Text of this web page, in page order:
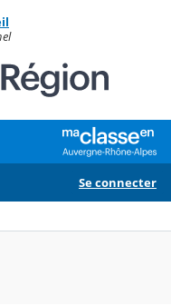
Se connecter